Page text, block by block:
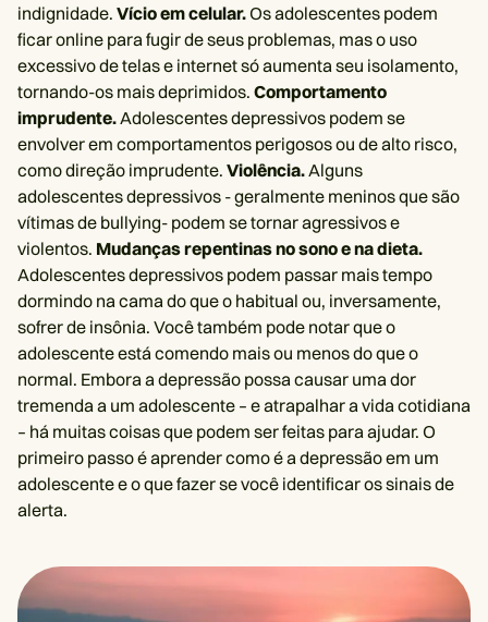
indignidade. Vício em celular.Os adolescentes podem
ficar online para fugir de seus problemas, mas o uso
excessivo de telas e internet só aumenta seu isolamento,
tornando-os mais deprimidos. Comportamento
imprudente.Adolescentes depressivos podem se
envolver em comportamentos perigosos ou de alto risco,
como direção imprudente. Violência.Alguns
adolescentes depressivos - geralmente meninos que são
vítimas de bullying- podem se tornar agressivos e
violentos. Mudanças repentinas no sono e na dieta.
Adolescentes depressivos podem passar mais tempo
dormindo na cama do que o habitual ou, inversamente,
sofrer de insônia. Você também pode notar que o
adolescente está comendo mais ou menos do que o
normal. Embora a depressão possa causar uma dor
tremenda a um adolescente – e atrapalhar a vida cotidiana
– há muitas coisas que podem ser feitas para ajudar. O
primeiro passo é aprender como é a depressão em um
adolescente e o que fazer se você identificar os sinais de
alerta.